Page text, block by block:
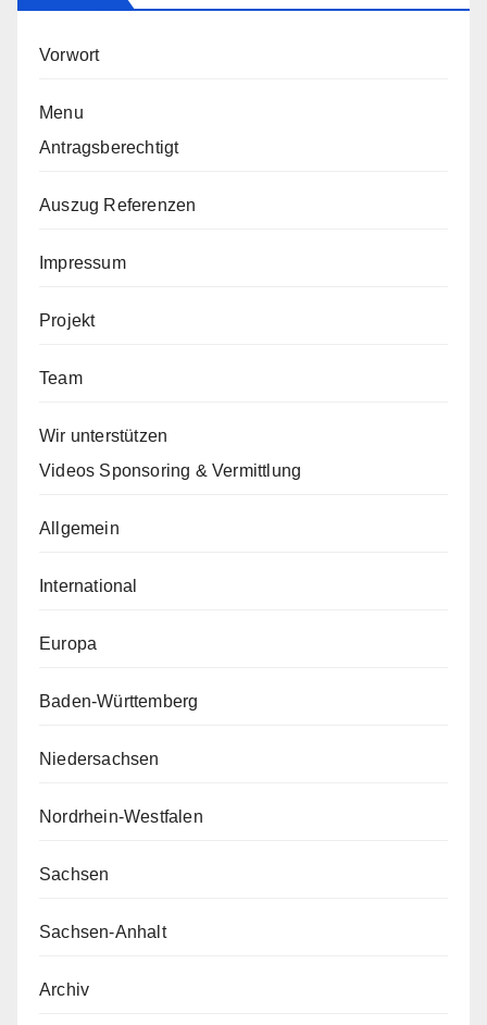
Vorwort
Menu
Antragsberechtigt
Auszug Referenzen
Impressum
Projekt
Team
Wir unterstützen
Videos Sponsoring & Vermittlung
Allgemein
International
Europa
Baden-Württemberg
Niedersachsen
Nordrhein-Westfalen
Sachsen
Sachsen-Anhalt
Archiv